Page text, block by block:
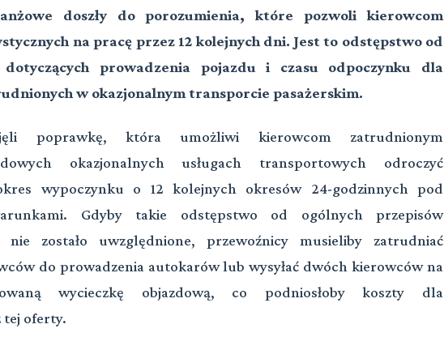
doszły do porozumienia, które pozwoli kierowcom
na pracę przez 12 kolejnych dni. Jest to odstępstwo od
prowadzenia pojazdu i czasu odpoczynku dla
w okazjonalnym transporcie pasażerskim.
poprawkę, która umożliwi kierowcom zatrudnionym
okazjonalnych usługach transportowych odroczyć
wypoczynku o 12 kolejnych okresów 24-godzinnych pod
Gdyby takie odstępstwo od ogólnych przepisów
nie zostało uwzględnione, przewoźnicy musieliby zatrudniać
do prowadzenia autokarów lub wysyłać dwóch kierowców na
wycieczkę objazdową, co podniosłoby koszty dla
tej oferty.